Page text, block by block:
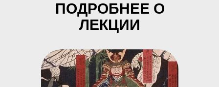
ПОДРОБНЕЕ О
ЛЕКЦИИ